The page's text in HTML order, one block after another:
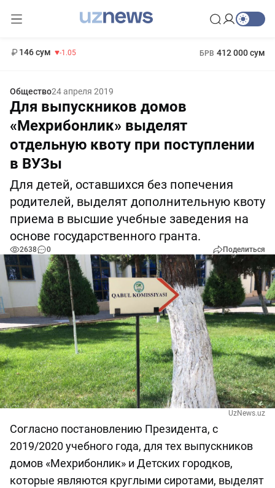
146 сум -1.05 БРВ 412 000 сум
Общество24 апреля 2019
Для выпускников домов
«Мехрибонлик» выделят
отдельную квоту при поступлении
в ВУЗы
Для детей, оставшихся без попечения
родителей, выделят дополнительную квоту
приема в высшие учебные заведения на
основе государственного гранта.
2638 0 Поделиться
UzNews.uz
Согласно постановлению Президента, с
2019/2020 учебного года, для тех выпускников
домов «Мехрибонлик» и Детских городков,
которые являются круглыми сиротами, выделят